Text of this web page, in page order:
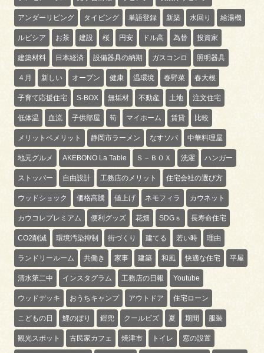
アンダーリビング タイピング 単語登録 新築 水回り 給湯機
ルピシア お茶 建設 桜 円安 ドル高 為替 投資家
建築材料 日本経済 設備器具の納期 ガスコンロ 照明器具
４月 新しい オープン 健康 温環境 春野菜 春大根
子育て応援住宅 S-BOX 無垢材 不動産 土地 注文住宅
低体温 血流 子供部屋 筍 マイホーム 賃貸 比較
メリットベメリット 静岡市ラーメン なすソバ 中華料理屋
地元グルメ AKEBONO La Table Ｓ－ＢＯＸ 洗濯 ハンガー
ストッパー 自由設計 工務店のメリット 住宅会社の選び方
ウッドショック 価格高騰 値上げ ネモフィラ カウネット
カウコレプレミアム 便利グッズ 花畑 SDGｓ 長寿命住宅
CO2削減 環境汚染抑制 街づくり 建てる 若い時 理由
ランドリールーム 共働き 家事 建築 和風 快適な住宅 平屋
清水第二中 インスタグラム 工務店の日報 Youtube
ウッドデッキ おうちキャンプ アウトドア 住宅ローン
こどもの日 鯉のぼり 鎧兜 クールビズ 夏 期間 服装
観光スポット 古民家カフェ 焼津市 トイレ 窓の設置